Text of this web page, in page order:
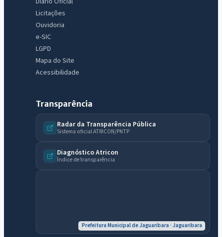
Licitações
Ouvidoria
e-SIC
LGPD
Mapa do Site
Acessibilidade
Transparência
Radar da Transparência Pública
Sistema oficial ATRICON/PNTP
Diagnóstico Atricon
Índice de transparência
Prefeitura Municipal de Jaguaribara · Jaguaribara
Assistente do Portal